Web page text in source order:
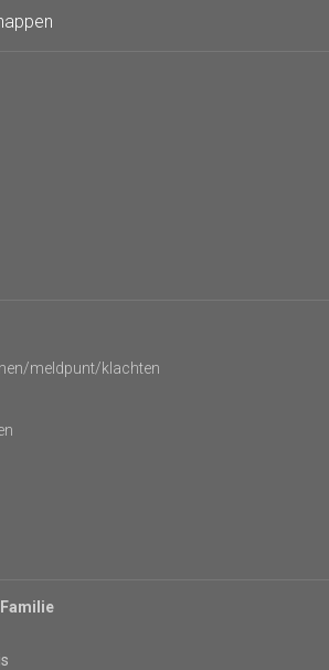
meldpunt/klachten